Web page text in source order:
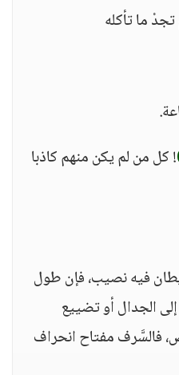
ما تأكله
! كل من لم يكن منهم كاذبا
فيه نصيب، فإن طول
الجدال أو تضييع
فالسَّرف مفتاح انحراف